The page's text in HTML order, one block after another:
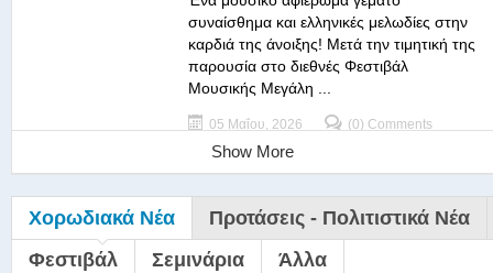
συναίσθημα και ελληνικές μελωδίες στην
καρδιά της άνοιξης! Μετά την τιμητική της
παρουσία στο διεθνές Φεστιβάλ
Μουσικής Μεγάλη ...
05 Μαΐου, 2026 (0) Comments
Show More
Χορωδιακά Νέα
Προτάσεις - Πολιτιστικά Νέα
Φεστιβάλ
Σεμινάρια Άλλα